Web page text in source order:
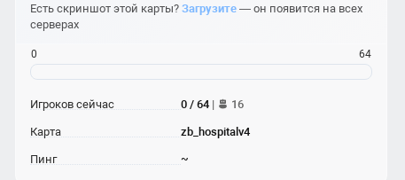
Есть скриншот этой карты? Загрузите — он появится на всех
серверах
0 64
Игроков сейчас 0 / 64 | 16
Карта zb_hospitalv4
Пинг ~